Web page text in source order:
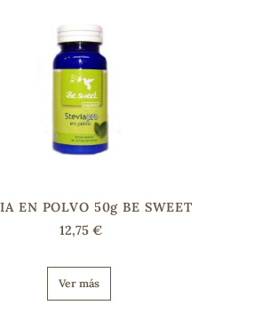
EN POLVO 50g BE SWEET
12,75 €
Ver más